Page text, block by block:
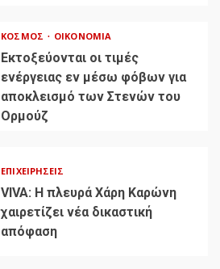
ΚΌΣΜΟΣ ΟΙΚΟΝΟΜΊΑ
Εκτοξεύονται οι τιμές
ενέργειας εν μέσω φόβων για
αποκλεισμό των Στενών του
Ορμούζ
ΕΠΙΧΕΙΡΉΣΕΙΣ
VIVA: Η πλευρά Χάρη Καρώνη
χαιρετίζει νέα δικαστική
απόφαση